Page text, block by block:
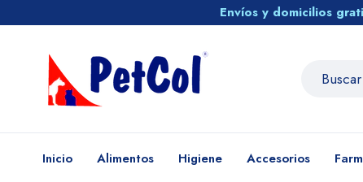
Envíos y domicilios
Inicio Alimentos Higiene Accesorios